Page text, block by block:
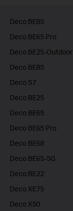
Deco BE85
Deco BE65 Pro
Deco BE25-Outdoor
Deco BE85
Deco S7
Deco BE25
Deco BE65
Deco BE65 Pro
Deco BE68
Deco BE65-5G
Deco BE22
Deco XE75
Deco X50